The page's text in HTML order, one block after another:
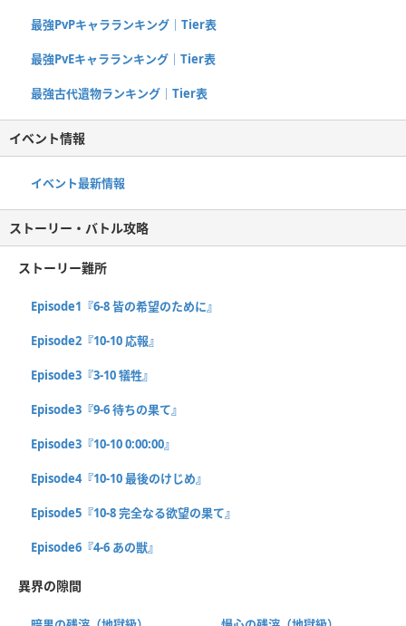
最強PvPキャラランキング｜Tier表
最強PvEキャラランキング｜Tier表
最強古代遺物ランキング｜Tier表
イベント情報
イベント最新情報
ストーリー・バトル攻略
ストーリー難所
Episode1『6-8 皆の希望のために』
Episode2『10-10 応報』
Episode3『3-10 犠牲』
Episode3『9-6 待ちの果て』
Episode3『10-10 0:00:00』
Episode4『10-10 最後のけじめ』
Episode5『10-8 完全なる欲望の果て』
Episode6『4-6 あの獣』
異界の隙間